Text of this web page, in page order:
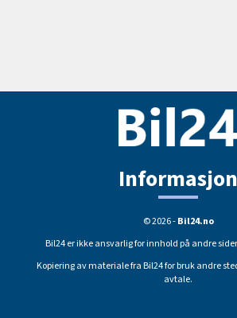
Informasjon
© 2026 -Bil24.no
Bil24 er ikke ansvarlig for innhold på andre
Kopiering av materiale fra Bil24 for bruk andre
avtale.